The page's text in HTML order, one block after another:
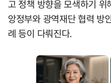
고 정책 방향을 모색하기
앙정부와 광역재단 협력 방
례 등이 다뤄진다.